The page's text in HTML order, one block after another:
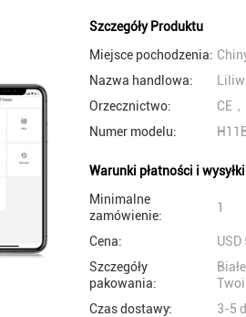
Szczegóły Produktu
Miejsce pochodzenia:
Nazwa handlowa:
Orzecznictwo:
CE
Numer modelu:
Warunki płatności i wysyłki
Minimalne
zamówienie:
1
Cena:
Szczegóły
pakowania:
Czas dostawy:
3-5